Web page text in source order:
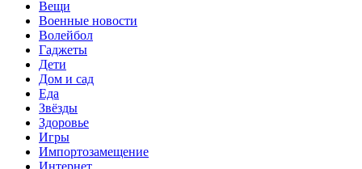
Вещи
Военные новости
Волейбол
Гаджеты
Дети
Дом и сад
Еда
Звёзды
Здоровье
Игры
Импортозамещение
Интернет